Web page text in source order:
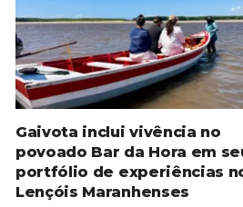
Gaivota inclui vivência no
povoado Bar da Hora em
portfólio de experiências
Lençóis Maranhenses